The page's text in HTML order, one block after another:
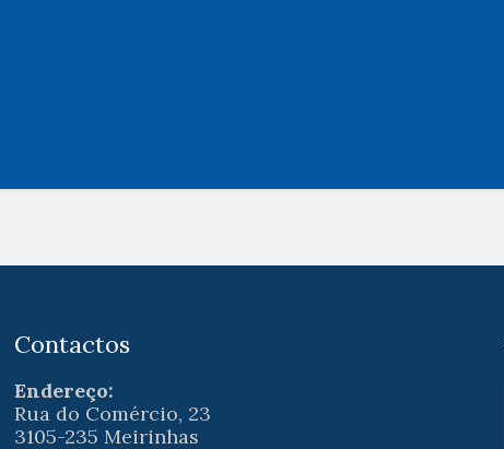
Contactos
Endereço:
Rua do Comércio, 23
3105-235 Meirinhas